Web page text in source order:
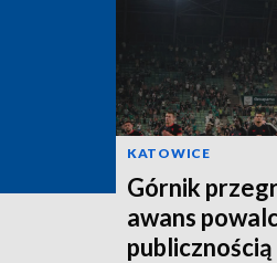
KATOWICE
Górnik
awans
publicznością